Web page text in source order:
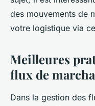
des mouvements de
votre logistique via
Meilleures
flux de
Dans la gestion des